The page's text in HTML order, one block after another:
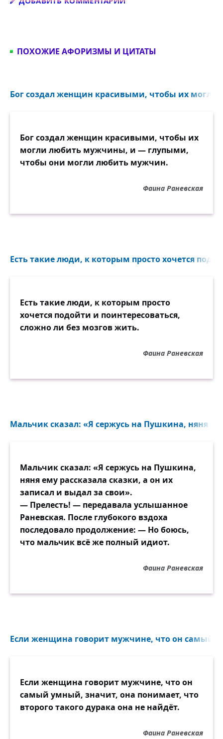
ПОХОЖИЕ АФОРИЗМЫ И ЦИТАТЫ
Бог создал женщин красивыми, чтобы их
Бог создал женщин красивыми, чтобы их
могли любить мужчины, и — глупыми,
чтобы они могли любить мужчин.
Фаина Раневская
Есть такие люди, к которым просто хочется
Есть такие люди, к которым просто
хочется подойти и поинтересоваться,
сложно ли без мозгов жить.
Фаина Раневская
Мальчик сказал: «Я сержусь на Пушкина, няня
Мальчик сказал: «Я сержусь на Пушкина,
няня ему рассказала сказки, а он их
записал и выдал за свои».
— Прелесть! — передавала услышанное
Раневская. После глубокого вздоха
последовало продолжение: — Но боюсь,
что мальчик всё же полный идиот.
Фаина Раневская
Если женщина говорит мужчине, что он самый
Если женщина говорит мужчине, что он
самый умный, значит, она понимает, что
второго такого дурака она не найдёт.
Фаина Раневская